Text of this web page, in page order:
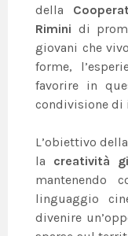
della
Rimini di
giovani che
forme,
favorire in
condivisione di
L’obiettivo
la creatività
mantenendo
linguaggio
divenire